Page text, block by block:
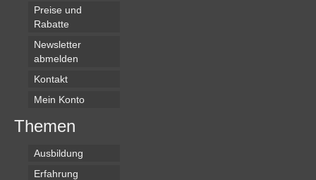
Preise und
Rabatte
Newsletter
abmelden
Kontakt
Mein Konto
Themen
Ausbildung
Erfahrung